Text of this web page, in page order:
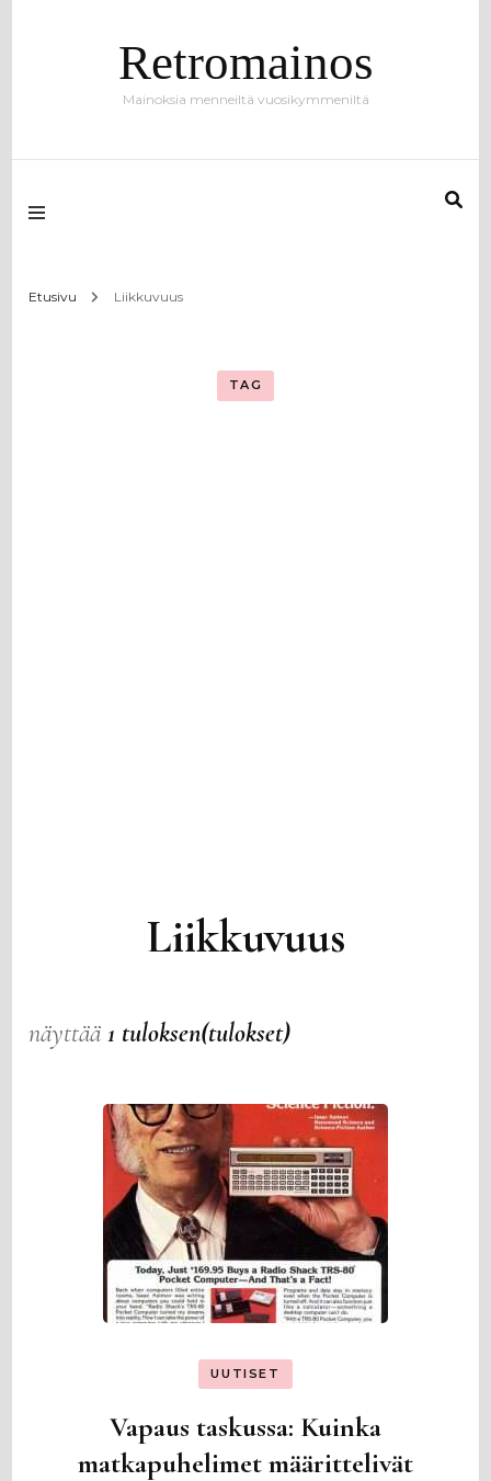
Retromainos
Mainoksia menneiltä vuosikymmeniltä
Etusivu Liikkuvuus
TAG
Liikkuvuus
näyttää1 tuloksen(tulokset)
UUTISET
Vapaus taskussa: Kuinka
matkapuhelimet määrittelivät